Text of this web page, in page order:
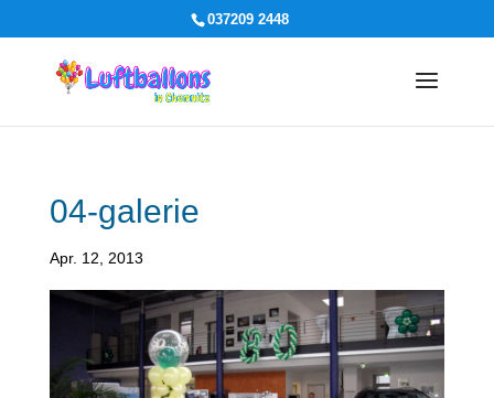
037209 2448
04-galerie
Apr. 12, 2013